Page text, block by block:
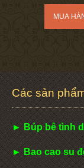
Các sản
► Búp bê tình
► Bao cao su